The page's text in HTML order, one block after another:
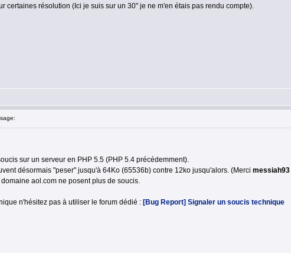
certaines résolution (Ici je suis sur un 30" je ne m'en étais pas rendu compte).
sur un serveur en PHP 5.5 (PHP 5.4 précédemment).
désormais "peser" jusqu'à 64Ko (65536b) contre 12ko jusqu'alors. (Merci messiah93
aol.com ne posent plus de soucis.
n'hésitez pas à utiliser le forum dédié : [Bug Report] Signaler un soucis technique